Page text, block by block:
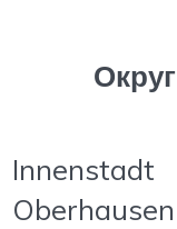
Округ
Innenstadt
Oberhausen